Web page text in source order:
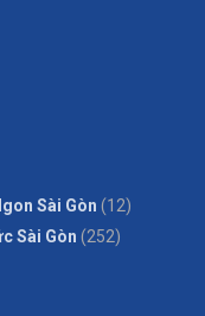
Sài Gòn (12)
Sài Gòn (252)